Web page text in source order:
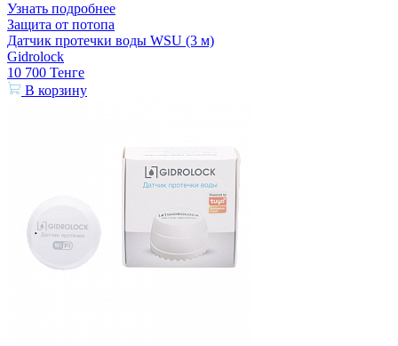
Узнать подробнее
Защита от потопа
Датчик протечки воды WSU (3 м)
Gidrolock
10 700 Тенге
В корзину